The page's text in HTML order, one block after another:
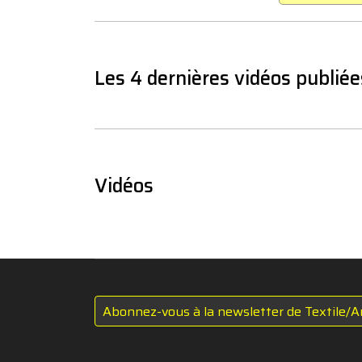
Les 4 dernières vidéos
Vidéos
Abonnez-vous à la newsletter de Textile/